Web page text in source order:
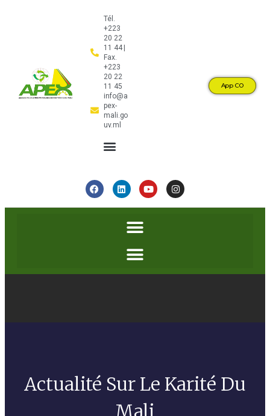
Tél.
+223
20 22
11 44 |
Fax.
+223
20 22
11 45
info@a
pex-
mali.go
uv.ml
App CO
Actualité Sur Le Karité Du
Mali